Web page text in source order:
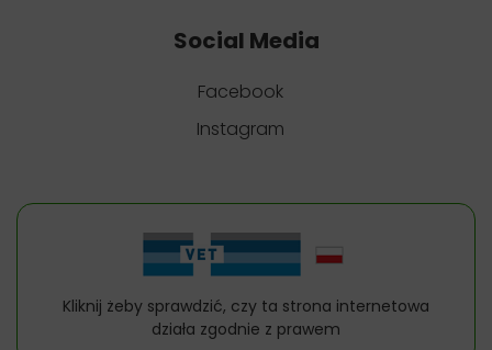
Social Media
Facebook
Instagram
Kliknij żeby sprawdzić, czy ta strona internetowa
działa zgodnie z prawem